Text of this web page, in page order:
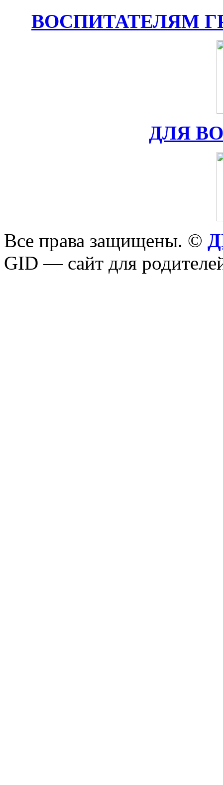
ВОСПИТАТЕЛЯМ
ДЛЯ
Все права защищены. ©
GID — сайт для